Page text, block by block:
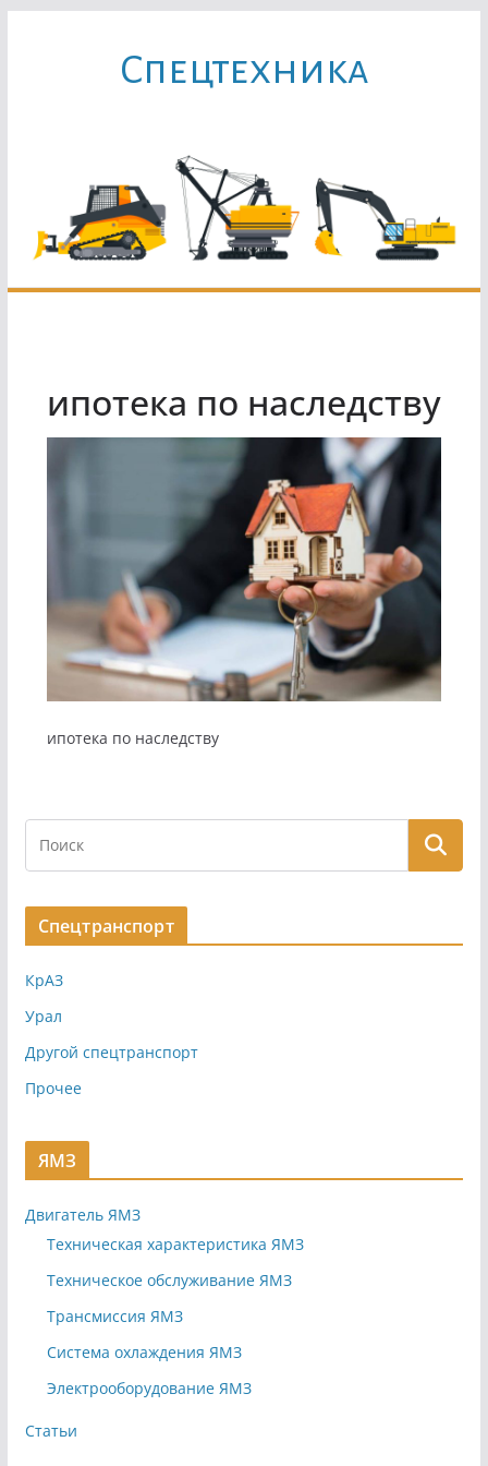
содержимомуCпецтехника
ипотека по наследству
ипотека по наследству
Спецтранспорт
КрАЗ
Урал
Другой спецтранспорт
Прочее
ЯМЗ
Двигатель ЯМЗ
Техническая характеристика ЯМЗ
Техническое обслуживание ЯМЗ
Трансмиссия ЯМЗ
Система охлаждения ЯМЗ
Электрооборудование ЯМЗ
Статьи